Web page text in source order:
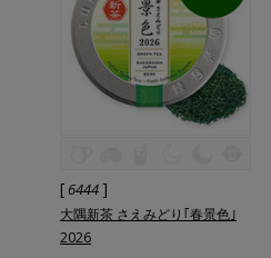
[ 6444 ]
大隅新茶 さえみどり｢春景色｣
2026